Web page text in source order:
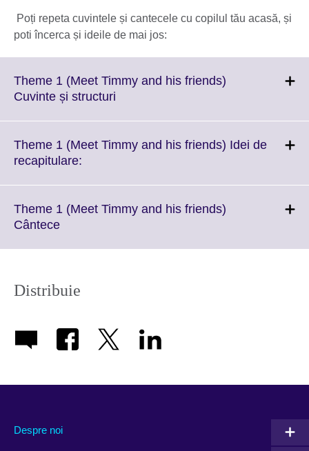
Poți repeta cuvintele și cantecele cu copilul tău acasă, și
poti încerca și ideile de mai jos:
Theme 1 (Meet Timmy and his friends)
Cuvinte și structuri
More
Theme 1 (Meet Timmy and his friends) Idei de
recapitulare:
More
Theme 1 (Meet Timmy and his friends)
CânteceClick
information
Distribuie
Despre noi